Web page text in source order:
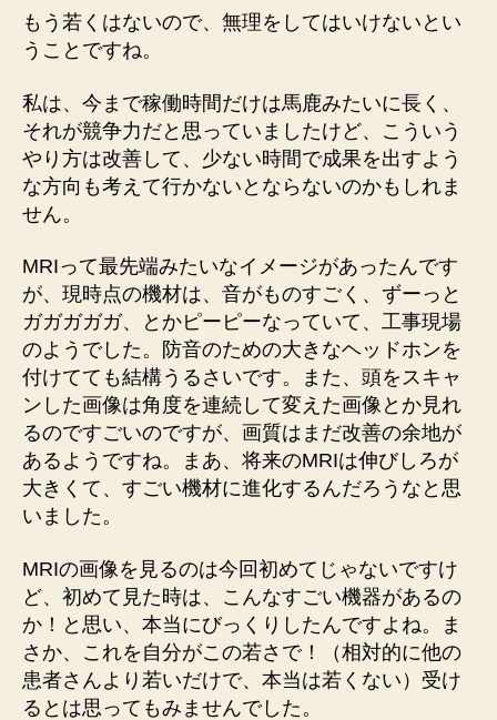
もう若くはないので、無理をしてはいけないとい
うことですね。
私は、今まで稼働時間だけは馬鹿みたいに長く、
それが競争力だと思っていましたけど、こういう
やり方は改善して、少ない時間で成果を出すよう
な方向も考えて行かないとならないのかもしれま
せん。
MRIって最先端みたいなイメージがあったんです
が、現時点の機材は、音がものすごく、ずーっと
ガガガガガ、とかピーピーなっていて、工事現場
のようでした。防音のための大きなヘッドホンを
付けてても結構うるさいです。また、頭をスキャ
ンした画像は角度を連続して変えた画像とか見れ
るのですごいのですが、画質はまだ改善の余地が
あるようですね。まあ、将来のMRIは伸びしろが
大きくて、すごい機材に進化するんだろうなと思
いました。
MRIの画像を見るのは今回初めてじゃないですけ
ど、初めて見た時は、こんなすごい機器があるの
か！と思い、本当にびっくりしたんですよね。ま
さか、これを自分がこの若さで！（相対的に他の
患者さんより若いだけで、本当は若くない）受け
るとは思ってもみませんでした。